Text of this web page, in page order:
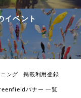
イベント
ング
掲載利用登録
バナー 一覧